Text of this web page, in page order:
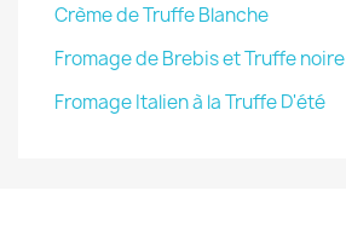
Crème de Truffe Blanche
Fromage de Brebis et Truffe noire
Fromage Italien à la Truffe D'été